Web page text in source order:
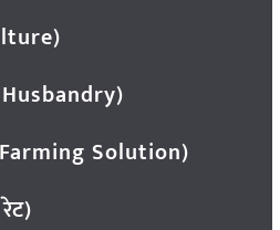
Solution)